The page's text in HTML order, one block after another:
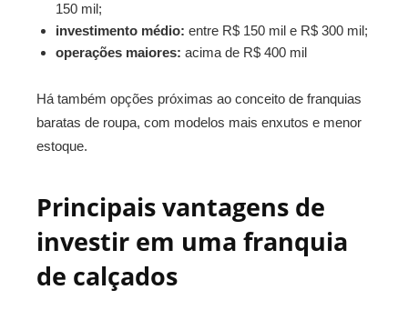
150 mil;
investimento médio: entre R$ 150 mil e R$ 300 mil;
operações maiores: acima de R$ 400 mil
Há também opções próximas ao conceito de franquias
baratas de roupa, com modelos mais enxutos e menor
estoque.
Principais vantagens de
investir em uma franquia
de calçados